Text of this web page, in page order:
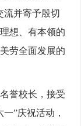
流并寄予殷切
想、有本领的
劳全面发展的
誉校长，接受
”庆祝活动，